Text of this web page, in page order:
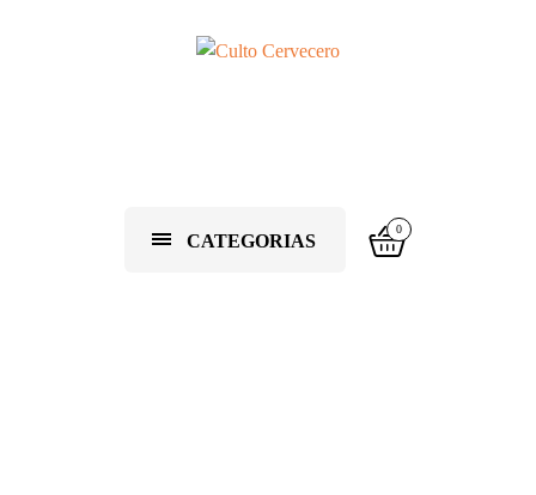
CATEGORIAS
0